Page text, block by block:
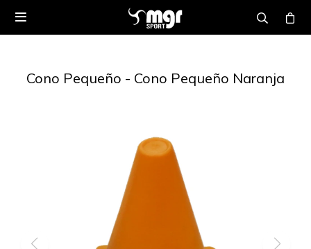

Cono Pequeño - Cono Pequeño Naranja